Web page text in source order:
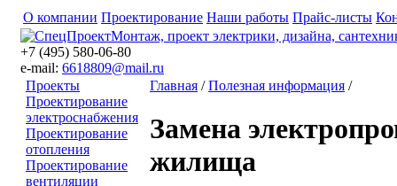
О компании Проектирование Наши работы Прайс-листы
+7 (495) 580-06-80
e-mail: 6618809@mail.ru
Проекты
Проектирование
электроснабжения
Проектирование
отопления
Проектирование
вентиляции
Главная /Полезная информация /
Замена
жилища